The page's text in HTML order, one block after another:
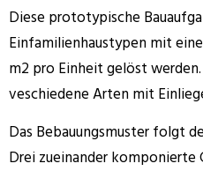
Diese prototypische
Einfamilienhaustypen mit
m2 pro Einheit gelöst
veschiedene Arten mit
Das Bebauungsmuster folgt
Drei zueinander komponierte